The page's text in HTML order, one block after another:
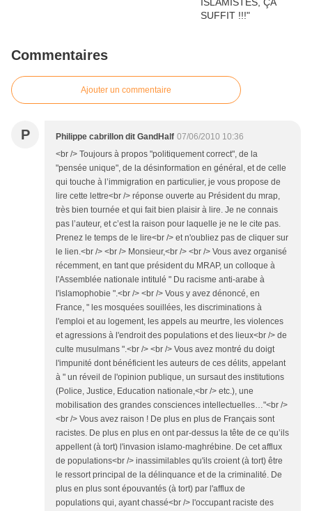
Commentaires
Ajouter un commentaire
P Philippe cabrillon dit GandHalf 07/06/2010 10:36
<br /> Toujours à propos "politiquement correct", de la
"pensée unique", de la désinformation en général, et de celle
qui touche à l’immigration en particulier, je vous propose de
lire cette lettre<br /> réponse ouverte au Président du mrap,
très bien tournée et qui fait bien plaisir à lire. Je ne connais
pas l’auteur, et c’est la raison pour laquelle je ne le cite pas.
Prenez le temps de le lire<br /> et n'oubliez pas de cliquer sur
le lien.<br /> <br /> Monsieur,<br /> <br /> Vous avez organisé
récemment, en tant que président du MRAP, un colloque à
l'Assemblée nationale intitulé " Du racisme anti-arabe à
l'islamophobie ".<br /> <br /> Vous y avez dénoncé, en
France, " les mosquées souillées, les discriminations à
l'emploi et au logement, les appels au meurtre, les violences
et agressions à l'endroit des populations et des lieux<br /> de
culte musulmans ".<br /> <br /> Vous avez montré du doigt
l'impunité dont bénéficient les auteurs de ces délits, appelant
à " un réveil de l'opinion publique, un sursaut des institutions
(Police, Justice, Education nationale,<br /> etc.), une
mobilisation des grandes consciences intellectuelles…"<br />
<br /> Vous avez raison ! De plus en plus de Français sont
racistes. De plus en plus en ont par-dessus la tête de ce qu’ils
appellent (à tort) l'invasion islamo-maghrébine. De cet afflux
de populations<br /> inassimilables qu'ils croient (à tort) être
le ressort principal de la délinquance et de la criminalité. De
plus en plus sont épouvantés (à tort) par l'afflux de
populations qui, ayant chassé<br /> l'occupant raciste des